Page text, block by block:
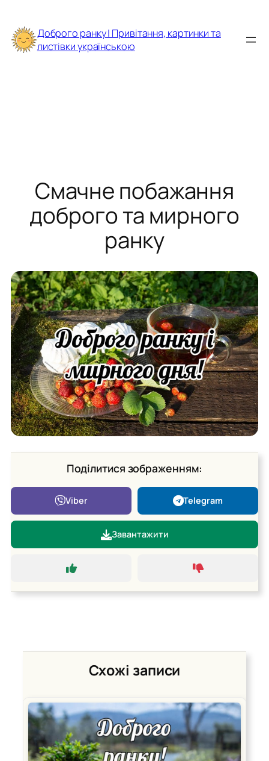
до
вмісту
Доброго ранку | Привітання, картинки та
листівки українською
Смачне побажання
доброго та мирного
ранку
Поділитися зображенням:
Viber Telegram
Завантажити
Схожі записи